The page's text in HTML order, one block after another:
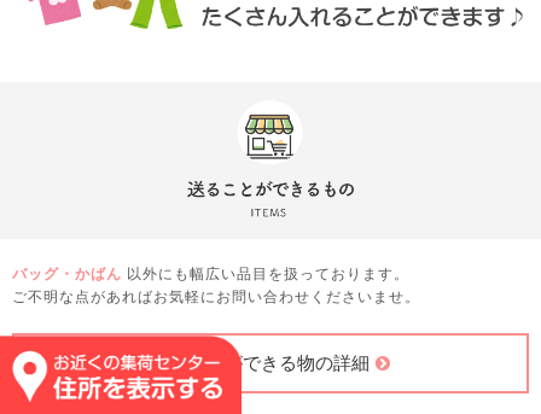
バッグ・かばん 以外にも幅広い品目を扱っております。
ご不明な点があればお気軽にお問い合わせくださいませ。
送ることができる物の詳細